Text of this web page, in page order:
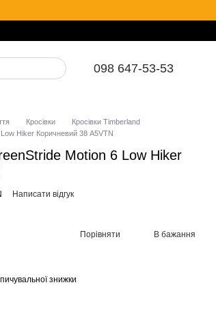
098 647-53-53
Кросівки
Кросівки Timberland
Hiker Коричневий 38 A5VTN
Motion 6 Low Hiker
Написати відгук
Порівняти В бажання
знижки